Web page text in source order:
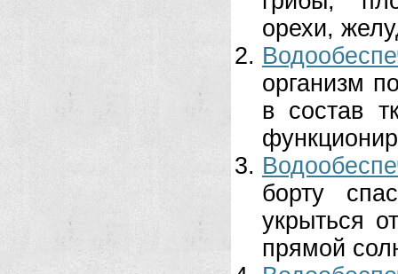
орехи,
организм
в состав
борту
укрыться
прямой